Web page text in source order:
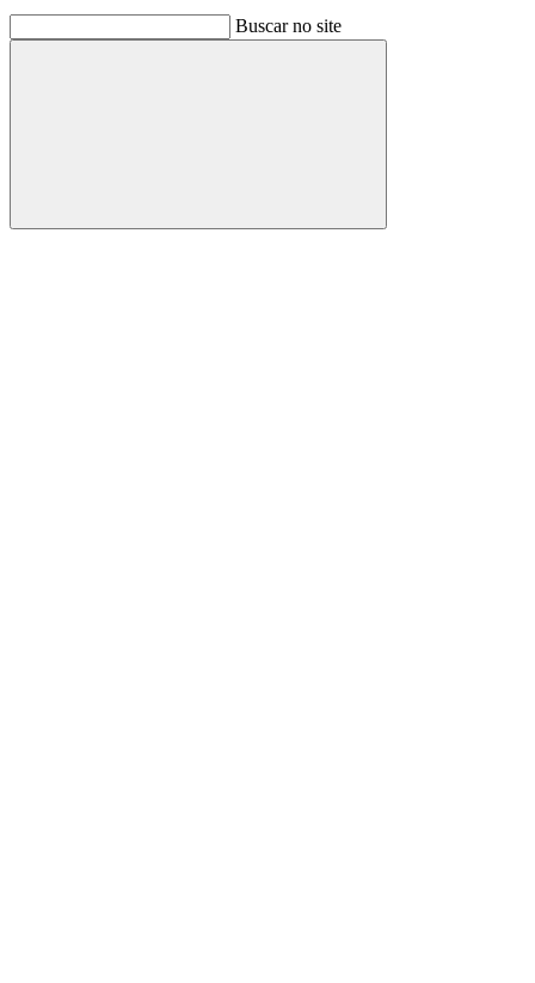
Buscar no site
Buscar